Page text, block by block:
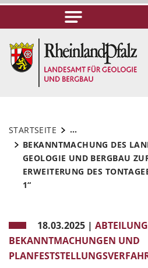
STARTSEITE
...
BEKANNTMACHUNG DES
GEOLOGIE UND BERGBAU
ERWEITERUNG DES
1“
18.03.2025 |
BEKANNTMACHUNGEN UND